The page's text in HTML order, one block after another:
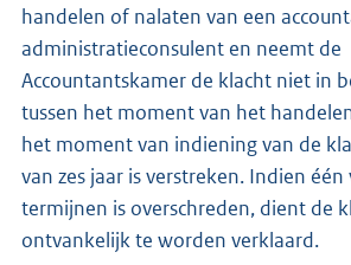
handelen of nalaten van een
administratieconsulent en neemt de
Accountantskamer de klacht niet in
tussen het moment van het
het moment van indiening van de
van zes jaar is verstreken. Indien één
termijnen is overschreden, dient de
ontvankelijk te worden verklaard.